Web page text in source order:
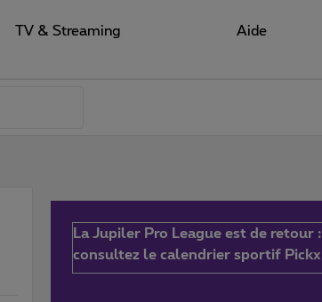
TV & Streaming Aide
La Jupiler Pro League est de retour :
consultez le calendrier sportif Pickx